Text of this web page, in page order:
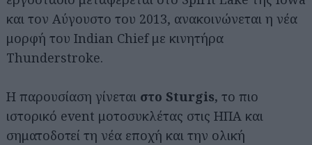
και τον Αύγουστο του 2013, ανακοινώνεται η νέα
μορφή του Indian Chief με κινητήρα
Thunderstroke.
Η παρουσίαση γίνεται στο Sturgis, το πιο
ιστορικό event μοτοσυκλέτας στις ΗΠΑ και
σηματοδοτεί τη νέα εποχή και την ολική